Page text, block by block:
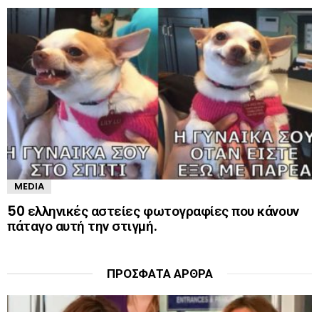
MEDIA
50 ελληνικές αστείες φωτογραφίες που κάνουν
πάταγο αυτή την στιγμή.
ΠΡΌΣΦΑΤΑ ΆΡΘΡΑ